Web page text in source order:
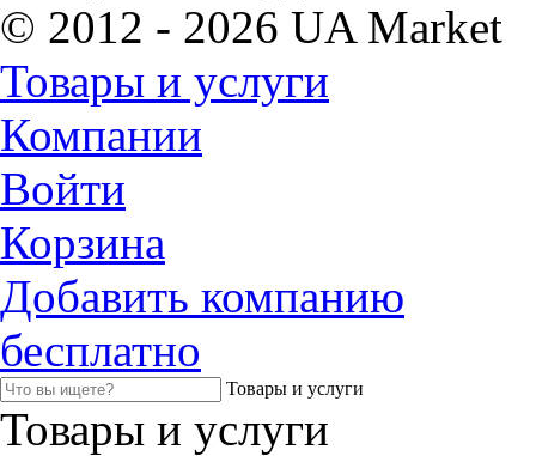
© 2012 - 2026 UA Market
Товары и услуги
Компании
Войти
Корзина
Добавить компанию
бесплатно
Товары и услуги
Товары и услуги